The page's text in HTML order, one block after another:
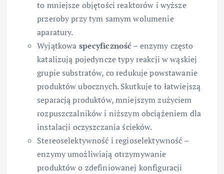
to mniejsze objętości reaktorów i wyższe
przeroby przy tym samym wolumenie
aparatury.
Wyjątkowa specyficzność – enzymy często
katalizują pojedyncze typy reakcji w wąskiej
grupie substratów, co redukuje powstawanie
produktów ubocznych. Skutkuje to łatwiejszą
separacją produktów, mniejszym zużyciem
rozpuszczalników i niższym obciążeniem dla
instalacji oczyszczania ścieków.
Stereoselektywność i regioselektywność –
enzymy umożliwiają otrzymywanie
produktów o zdefiniowanej konfiguracji